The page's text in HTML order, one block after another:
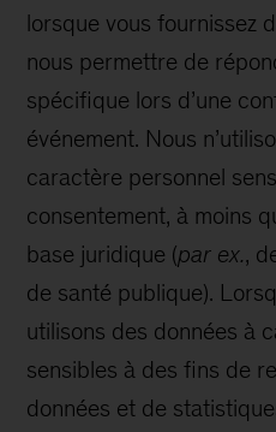
lorsque vous fournissez
nous permettre de
spécifique lors d’une
événement. Nous
caractère personnel
consentement, à moins
base juridique (par ex.,
de santé publique).
utilisons des données à
sensibles à des fins de
données et de